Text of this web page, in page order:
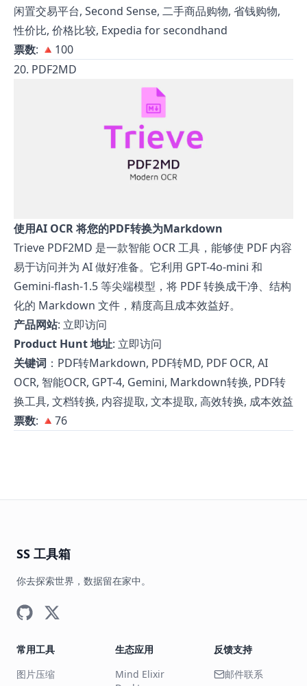
闲置交易平台, Second Sense, 二手商品购物, 省钱购物,
性价比, 价格比较, Expedia for secondhand
票数: 🔺100
20. PDF2MD
使用AI OCR 将您的PDF转换为Markdown
Trieve PDF2MD 是一款智能 OCR 工具，能够使 PDF 内容
易于访问并为 AI 做好准备。它利用 GPT-4o-mini 和
Gemini-flash-1.5 等尖端模型，将 PDF 转换成干净、结构
化的 Markdown 文件，精度高且成本效益好。
产品网站: 立即访问
Product Hunt 地址: 立即访问
关键词 ：PDF转Markdown, PDF转MD, PDF OCR, AI
OCR, 智能OCR, GPT-4, Gemini, Markdown转换, PDF转
换工具, 文档转换, 内容提取, 文本提取, 高效转换, 成本效益
票数: 🔺76
SS 工具箱
你去探索世界，数据留在家中。
常用工具
图片压缩
生态应用
Mind Elixir
反馈支持
邮件联系